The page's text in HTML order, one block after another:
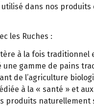
dans nos
les Ruches :
à la fois
gamme de pains
de l’agriculture
à la « santé » et
produits